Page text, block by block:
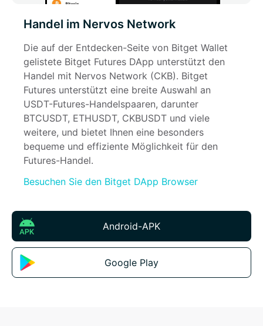
Handel im Nervos Network
Die auf der Entdecken-Seite von Bitget Wallet
gelistete Bitget Futures DApp unterstützt den
Handel mit Nervos Network (CKB). Bitget
Futures unterstützt eine breite Auswahl an
USDT-Futures-Handelspaaren, darunter
BTCUSDT, ETHUSDT, CKBUSDT und viele
weitere, und bietet Ihnen eine besonders
bequeme und effiziente Möglichkeit für den
Futures-Handel.
Besuchen Sie den Bitget DApp Browser
Android-APK
Google Play